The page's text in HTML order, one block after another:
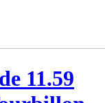
11.59